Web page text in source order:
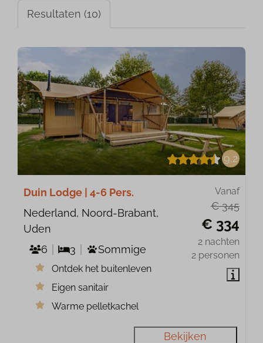
Resultaten (10)
9,2
Vanaf
€ 345
€ 334
2 nachten
2 personen
Duin Lodge | 4-6 Pers.
Nederland, Noord-Brabant,
Uden
6
3 Sommige
Ontdek het buitenleven
Eigen sanitair
Warme pelletkachel
Bekijken